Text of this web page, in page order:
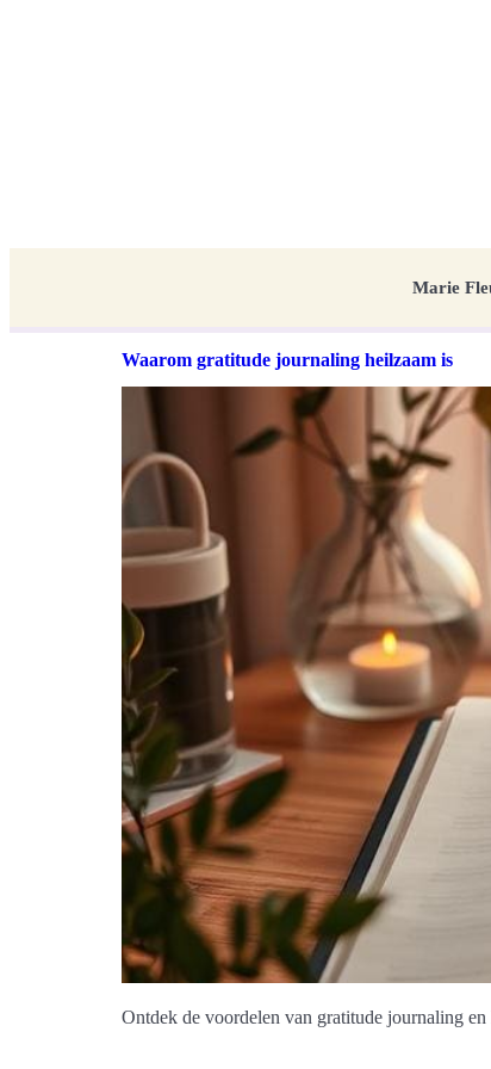
Marie
Waarom gratitude journaling heilzaam is
Ontdek de voordelen van gratitude journaling